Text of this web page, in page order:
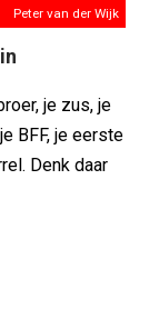
Peter van der Wijk
je zus, je
BFF, je eerste
Denk daar